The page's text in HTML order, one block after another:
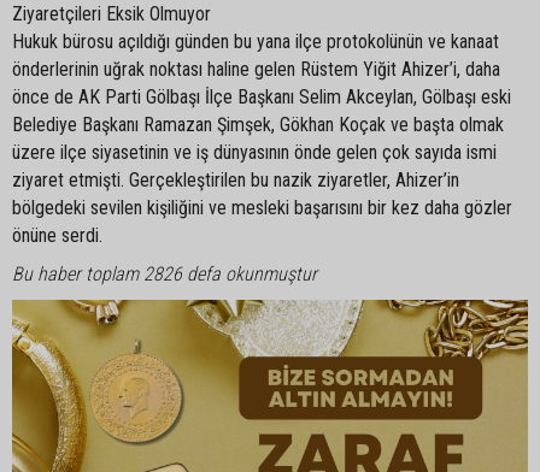
Ziyaretçileri Eksik Olmuyor
Hukuk bürosu açıldığı günden bu yana ilçe protokolünün ve kanaat
önderlerinin uğrak noktası haline gelen Rüstem Yiğit Ahizer’i, daha
önce de AK Parti Gölbaşı İlçe Başkanı Selim Akceylan, Gölbaşı eski
Belediye Başkanı Ramazan Şimşek, Gökhan Koçak ve başta olmak
üzere ilçe siyasetinin ve iş dünyasının önde gelen çok sayıda ismi
ziyaret etmişti. Gerçekleştirilen bu nazik ziyaretler, Ahizer’in
bölgedeki sevilen kişiliğini ve mesleki başarısını bir kez daha gözler
önüne serdi.
Bu haber toplam 2826 defa okunmuştur